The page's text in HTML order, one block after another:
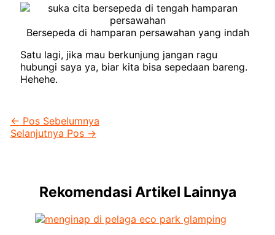
Bersepeda di hamparan persawahan yang indah
Satu lagi, jika mau berkunjung jangan ragu
hubungi saya ya, biar kita bisa sepedaan bareng.
Hehehe.
← Pos Sebelumnya
Selanjutnya Pos →
Rekomendasi Artikel Lainnya